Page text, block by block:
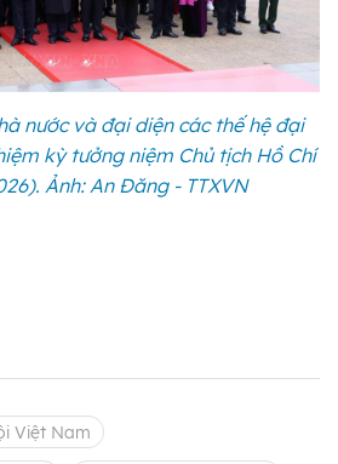
nước và đại diện các thế hệ đại
kỳ tưởng niệm Chủ tịch Hồ Chí
Ảnh: An Đăng - TTXVN
Việt Nam